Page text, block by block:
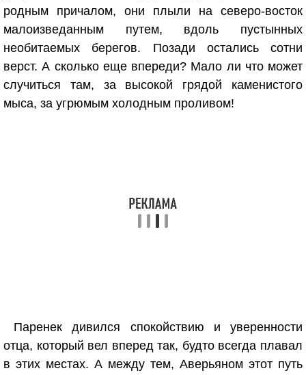
родным причалом, они плыли на северо-восток
малоизведанным путем, вдоль пустынных
необитаемых берегов. Позади остались сотни
верст. А сколько еще впереди? Мало ли что может
случиться там, за высокой грядой каменистого
мыса, за угрюмым холодным проливом!
Паренек дивился спокойствию и уверенности
отца, который вел вперед так, будто всегда плавал
в этих местах. А между тем, Аверьяном этот путь